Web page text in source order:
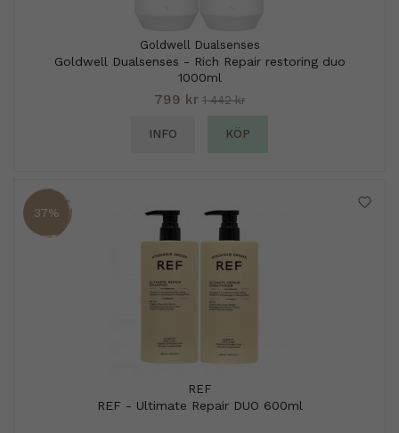
Goldwell Dualsenses
Goldwell Dualsenses - Rich Repair restoring duo
1000ml
799 kr 1 442 kr
INFO KÖP
37%
REF
REF - Ultimate Repair DUO 600ml